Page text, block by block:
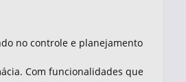
no controle e planejamento
Com funcionalidades que